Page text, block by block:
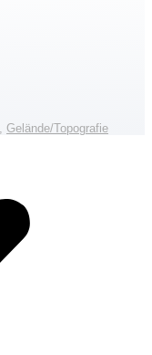
Gelände/Topografie